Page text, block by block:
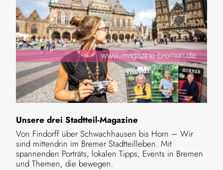
Unsere drei Stadtteil-Magazine
Von Findorff über Schwachhausen bis Horn – Wir
sind mittendrin im Bremer Stadtteilleben. Mit
spannenden Porträts, lokalen Tipps, Events in Bremen
und Themen, die bewegen.